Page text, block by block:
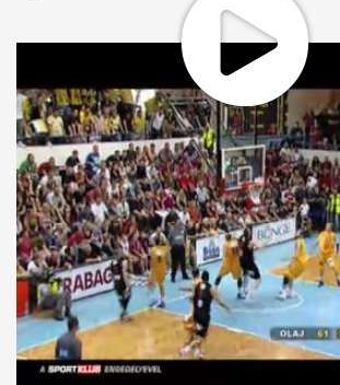
Zsúfolt ház, remek hangulat fogadta
döntő negyedik találkozóján a csapatokat.
es hátrányban lévő szombathelyiek
harmadik perc végén 8:5-re vezettek
ponterősségére alapozva. A folytatásban
fonalat a szolnoki mesterlövészek és
köszönhetően az első negyed végén már
előrébb Pór Péter tanítványai. A második
tizest vertek a Falcóra a Tisza-partiak, így
63:40-es eredményt állt a táblán. Fordulás
változott a koreográfia: a hazaiak
végén rendre betaláltak, míg a vasiak csak
pályán. A 29. percben Djordje Pantelics és